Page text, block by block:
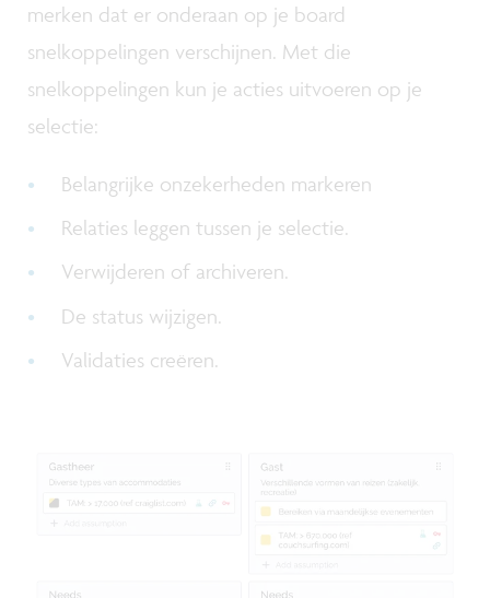
merken dat er onderaan op je board
snelkoppelingen verschijnen. Met die
snelkoppelingen kun je acties uitvoeren op je
selectie:
Belangrijke onzekerheden markeren
Relaties leggen tussen je selectie.
Verwijderen of archiveren.
De status wijzigen.
Validaties creëren.